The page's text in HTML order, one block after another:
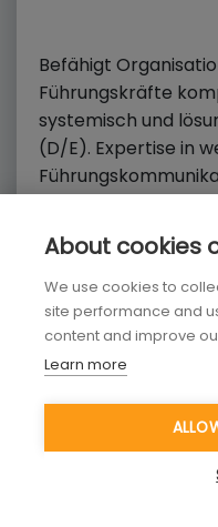
​​Befähigt
Führungskräfte
systemisch und
(D/E). Expertise in
mit Blick auf
Seit 2011 als
und Seminarleiterin
About cookies
We use cookies to
site performance and
content and improve
Learn more